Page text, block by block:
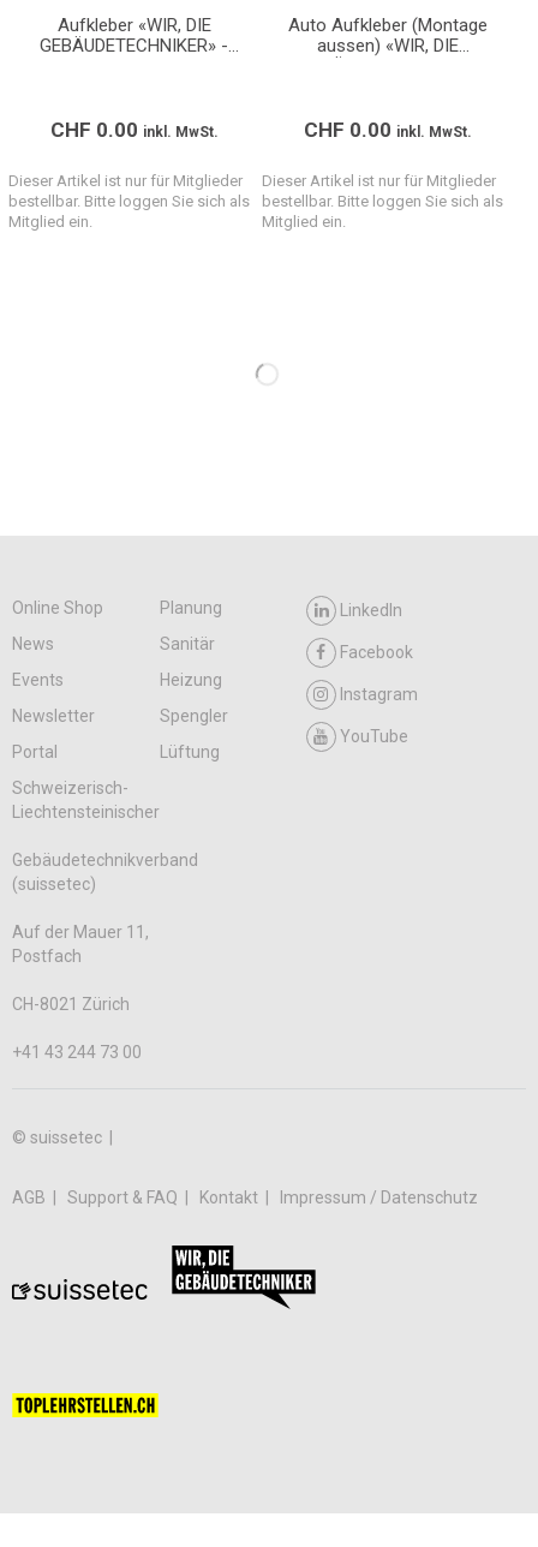
Aufkleber «WIR, DIE
GEBÄUDETECHNIKER» -
CHF 0.00 inkl. MwSt.
Dieser Artikel ist nur für Mitglieder
bestellbar. Bitte loggen Sie sich als
Mitglied ein.
Auto Aufkleber (Montage
aussen) «WIR, DIE
CHF 0.00 inkl. MwSt.
Dieser Artikel ist nur für Mitglieder
bestellbar. Bitte loggen Sie sich als
Mitglied ein.
Online Shop
Planung
News
Sanitär
Events
Heizung
Newsletter
Spengler
Portal
Lüftung
LinkedIn
Facebook
Instagram
YouTube
Schweizerisch-
Liechtensteinischer
Gebäudetechnikverband
(suissetec)
Auf der Mauer 11,
Postfach
CH-8021 Zürich
+41 43 244 73 00
© suissetec |
AGB Support & FAQ Kontakt Impressum / Datenschutz